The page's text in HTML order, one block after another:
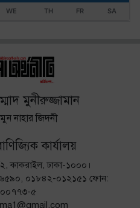
WE TH FR SA
মুনীরুজ্জামান
নাহার জিদনী
কার্যালয়
কাকরাইল, ঢাকা-১০০০।
০১৮৪২-০১২১৫১ ফোন:
৫